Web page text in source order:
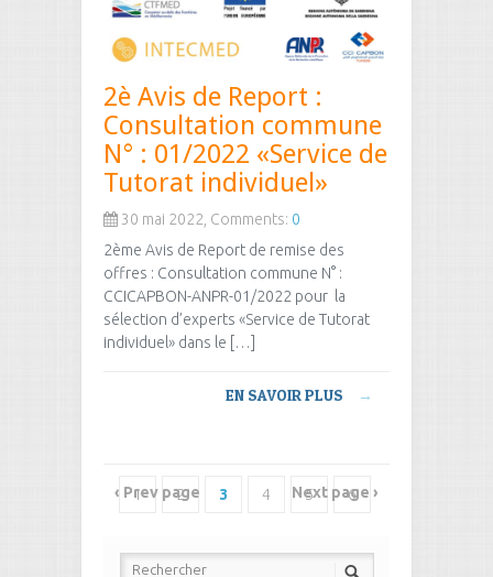
2è Avis de Report :
Consultation commune
N° : 01/2022 «Service de
Tutorat individuel»
30 mai 2022, Comments: 0
2ème Avis de Report de remise des
offres : Consultation commune N° :
CCICAPBON-ANPR-01/2022 pour la
sélection d’experts «Service de Tutorat
individuel» dans le […]
EN SAVOIR PLUS →
‹ Prev page
1 2 3 4 5 6
Next page ›